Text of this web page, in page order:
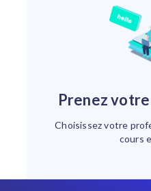
Prenez
Choisissez votre
cours